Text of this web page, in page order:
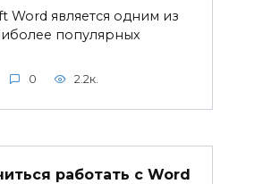
Word является одним из
популярных
0 2.2к.
работать с Word